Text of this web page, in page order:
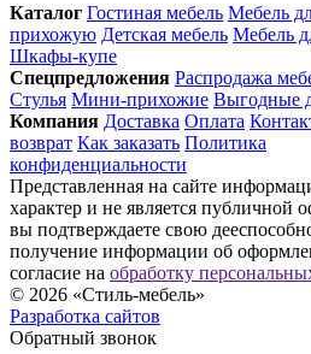
Каталог Гостиная мебель Мебель
прихожую Детская мебель Мебель
Шкафы-купе
Спец­предложения Распродажа
Стулья Мини-прихожие Выгодные
Компания Доставка Оплата
возврат Как заказать Политика
конфиденциальности
Представленная на сайте
характер и не является публичной
вы подтверждаете свою
получение информации об
согласие на обработку
© 2026 «Стиль-мебель»
Разработка сайтов
Обратный звонок